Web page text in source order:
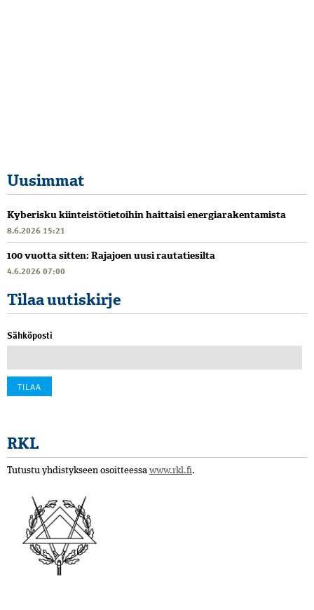
Uusimmat
Kyberisku kiinteistötietoihin haittaisi energiarakentamista
8.6.2026 15:21
100 vuotta sitten: Rajajoen uusi rautatiesilta
4.6.2026 07:00
Tilaa uutiskirje
Sähköposti
RKL
Tutustu yhdistykseen osoitteessa www.rkl.fi.